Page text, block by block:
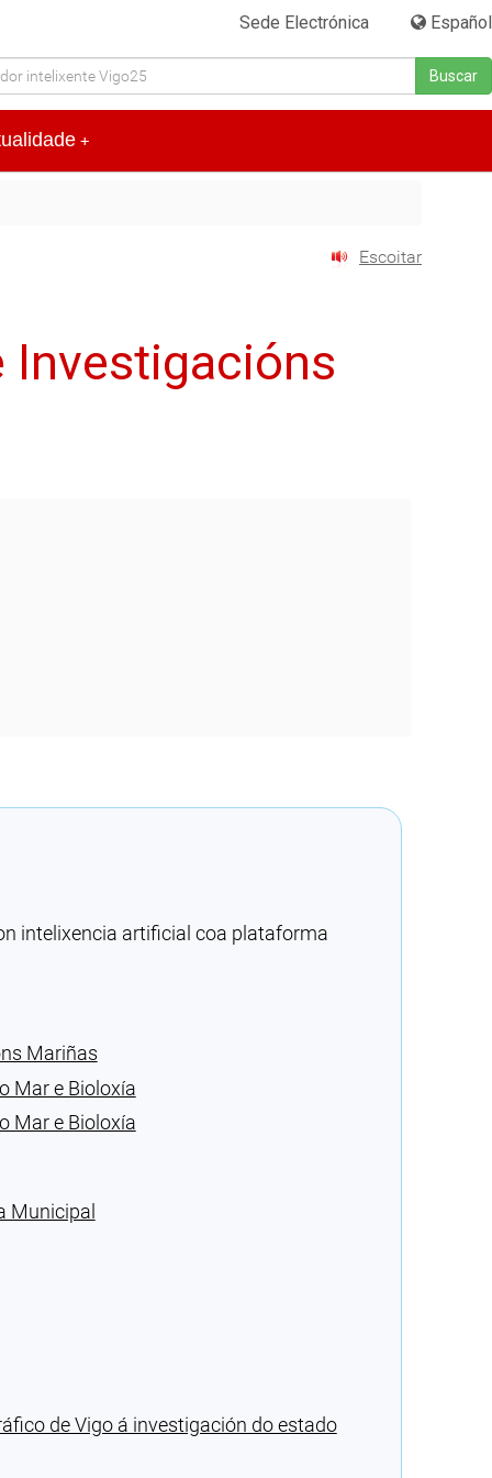
Sede Electrónica Español
Buscar
+
Escoitar
intelixencia artificial coa plataforma
Mariñas
Mar e Bioloxía
Mar e Bioloxía
Municipal
de Vigo á investigación do estado